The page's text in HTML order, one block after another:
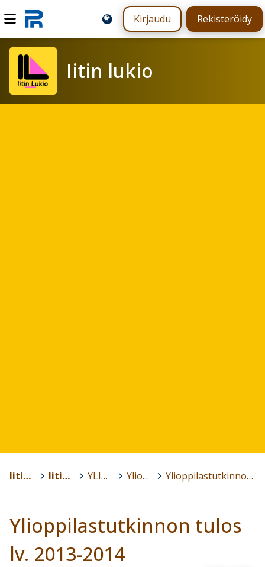
Kirjaudu Rekisteröidy
Iitin lukio
Iitin kunta Iitin lukio > YLIOPPILASTUTKINTO > Ylioppilastutkinnon tulokset > Ylioppilastutkinnon tulos lv. 2013-2014
Ylioppilastutkinnon tulos
lv. 2013-2014